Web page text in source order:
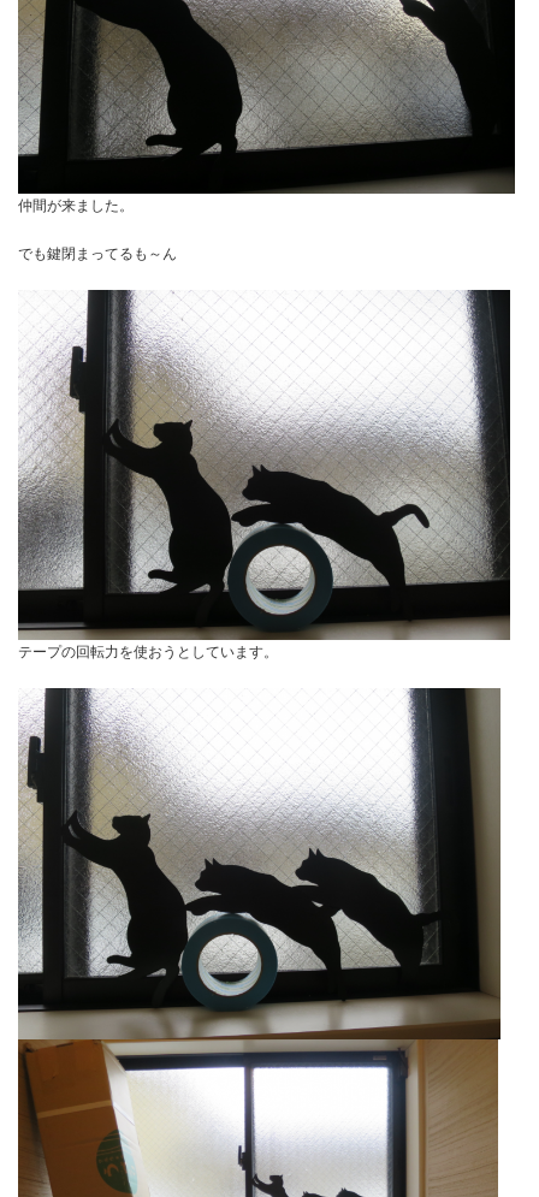
仲間が来ました。
でも鍵閉まってるも～ん
テープの回転力を使おうとしています。